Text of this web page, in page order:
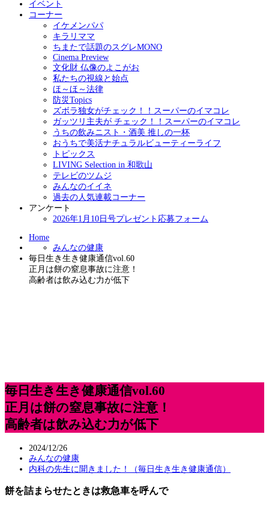
イベント
コーナー
イケメンパパ
キラリママ
ちまたで話題のスグレMONO
Cinema Preview
文化財 仏像のよこがお
私たちの視線と始点
ほ～ほ～法律
防災Topics
ズボラ独女がチェック！！スーパーのイマコレ
ガッツリ主夫が チェック！！スーパーのイマコレ
うちの飲みニスト・酒美 推しの一杯
おうちで美活ナチュラルビューティーライフ
トピックス
LIVING Selection in 和歌山
テレビのツムジ
みんなのイイネ
過去の人気連載コーナー
アンケート
2026年1月10日号プレゼント応募フォーム
Home
みんなの健康
毎日生き生き健康通信vol.60
正月は餅の窒息事故に注意！
高齢者は飲み込む力が低下
毎日生き生き健康通信vol.60
正月は餅の窒息事故に注意！
高齢者は飲み込む力が低下
2024/12/26
みんなの健康
内科の先生に聞きました！（毎日生き生き健康通信）
餅を詰まらせたときは救急車を呼んで